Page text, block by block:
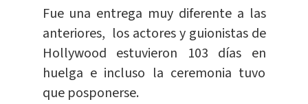
Fue una entrega muy diferente a las
anteriores, los actores y guionistas de
Hollywood estuvieron 103 días en
huelga e incluso la ceremonia tuvo
que posponerse.